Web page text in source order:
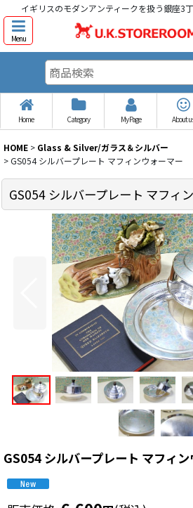
イギリスのモダンアンティークを扱う銀座3
Menu
Home Category My Page About
HOME > Glass & Silver/ガラス＆シルバー
>GS054 シルバープレート マフィンウォーマー
GS054 シルバープレート マフィ
GS054 シルバープレート マフィ